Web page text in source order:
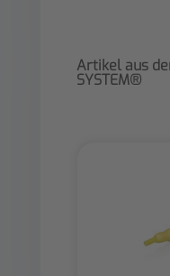
Artikel aus
SYSTEM®